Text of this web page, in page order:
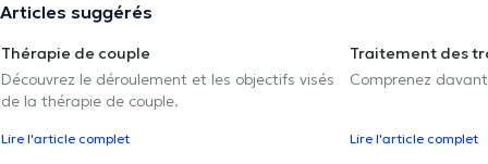
Articles suggérés
Thérapie de couple
Découvrez le déroulement et les objectifs visés
de la thérapie de couple.
Lire l'article complet
Traitement des
Comprenez
Lire l'article complet